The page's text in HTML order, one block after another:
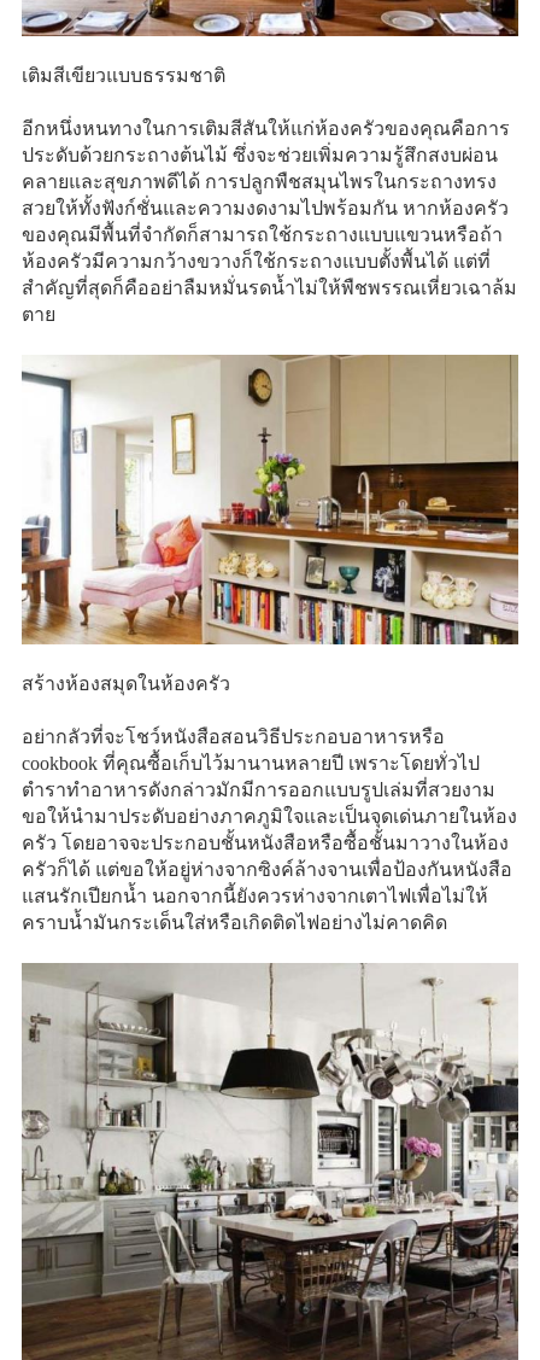
เติมสีเขียวแบบธรรมชาติ
อีกหนึ่งหนทางในการเติมสีสันให้แก่ห้องครัวของคุณคือการ
ประดับด้วยกระถางต้นไม้ ซึ่งจะช่วยเพิ่มความรู้สึกสงบผ่อน
คลายและสุขภาพดีได้ การปลูกพืชสมุนไพรในกระถางทรง
สวยให้ทั้งฟังก์ชั่นและความงดงามไปพร้อมกัน หากห้องครัว
ของคุณมีพื้นที่จำกัดก็สามารถใช้กระถางแบบแขวนหรือถ้า
ห้องครัวมีความกว้างขวางก็ใช้กระถางแบบตั้งพื้นได้ แต่ที่
สำคัญที่สุดก็คืออย่าลืมหมั่นรดน้ำไม่ให้พืชพรรณเหี่ยวเฉาล้ม
ตาย
สร้างห้องสมุดในห้องครัว
อย่ากลัวที่จะโชว์หนังสือสอนวิธีประกอบอาหารหรือ
cookbook ที่คุณซื้อเก็บไว้มานานหลายปี เพราะโดยทั่วไป
ตำราทำอาหารดังกล่าวมักมีการออกแบบรูปเล่มที่สวยงาม
ขอให้นำมาประดับอย่างภาคภูมิใจและเป็นจุดเด่นภายในห้อง
ครัว โดยอาจจะประกอบชั้นหนังสือหรือซื้อชั้นมาวางในห้อง
ครัวก็ได้ แต่ขอให้อยู่ห่างจากซิงค์ล้างจานเพื่อป้องกันหนังสือ
แสนรักเปียกน้ำ นอกจากนี้ยังควรห่างจากเตาไฟเพื่อไม่ให้
คราบน้ำมันกระเด็นใส่หรือเกิดติดไฟอย่างไม่คาดคิด